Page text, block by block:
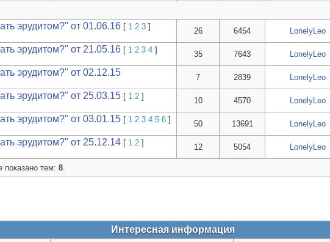
эрудитом?" от 01.06.16 [ 1 2 3 ]
26 6454 LonelyLeo
эрудитом?" от 21.05.16 [ 1 2 3 4 ]
35 7643 LonelyLeo
эрудитом?" от 02.12.15 7 2839 LonelyLeo
эрудитом?" от 25.03.15 [ 1 2 ]
10 4570 LonelyLeo
эрудитом?" от 03.01.15 [ 1 2 3 4 5 6 ]
50 13691 LonelyLeo
эрудитом?" от 25.12.14 [ 1 2 ]
12 5054 LonelyLeo
показано тем: 8.
Интересная информация